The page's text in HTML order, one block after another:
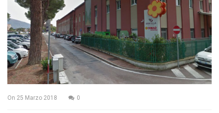
On 25 Marzo 2018 0